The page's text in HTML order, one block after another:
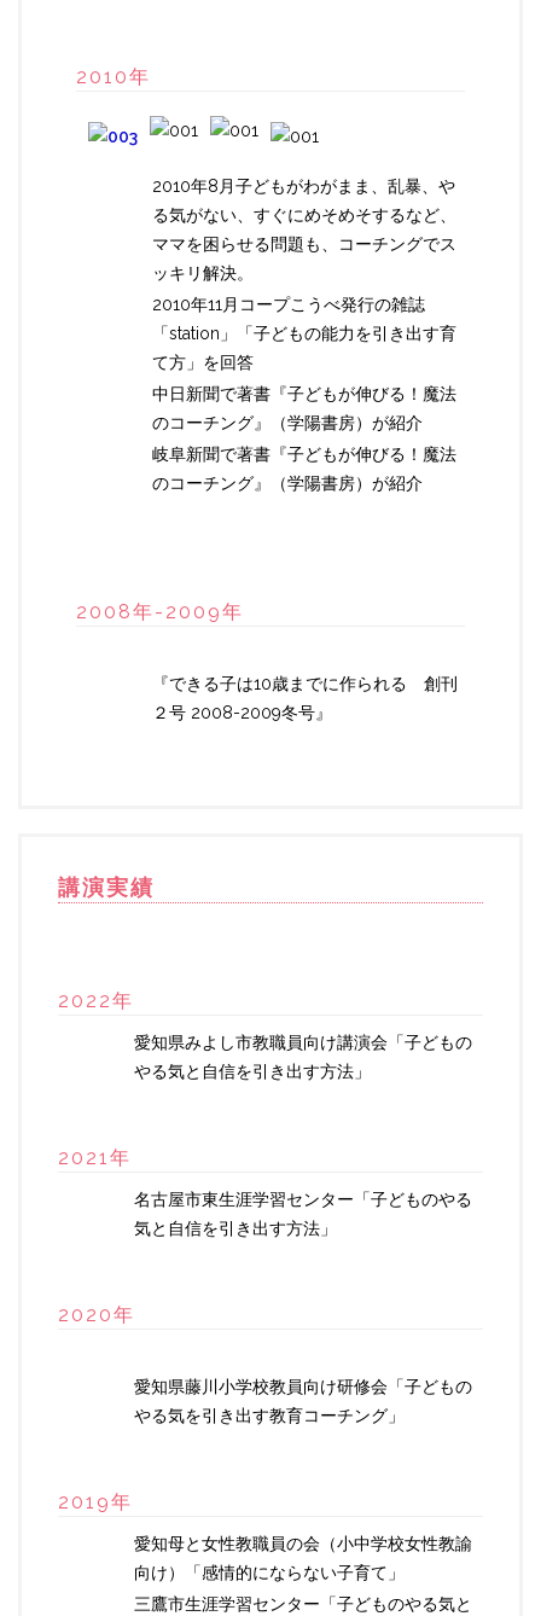
2010年
2010年8月子どもがわがまま、乱暴、や
る気がない、すぐにめそめそするなど、
ママを困らせる問題も、コーチングでス
ッキリ解決。
2010年11月コープこうべ発行の雑誌
「station」「子どもの能力を引き出す育
て方」を回答
中日新聞で著書『子どもが伸びる！魔法
のコーチング』（学陽書房）が紹介
岐阜新聞で著書『子どもが伸びる！魔法
のコーチング』（学陽書房）が紹介
2008年-2009年
『できる子は10歳までに作られる 創刊
２号 2008-2009冬号』
講演実績
2022年
愛知県みよし市教職員向け講演会「子どもの
やる気と自信を引き出す方法」
2021年
名古屋市東生涯学習センター「子どものやる
気と自信を引き出す方法」
2020年
愛知県藤川小学校教員向け研修会「子どもの
やる気を引き出す教育コーチング」
2019年
愛知母と女性教職員の会（小中学校女性教諭
向け）「感情的にならない子育て」
三鷹市生涯学習センター「子どものやる気と